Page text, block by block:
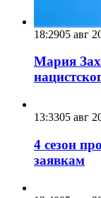
18:2905 авг
Мария
13:3305 авг
4 сезон
заявкам